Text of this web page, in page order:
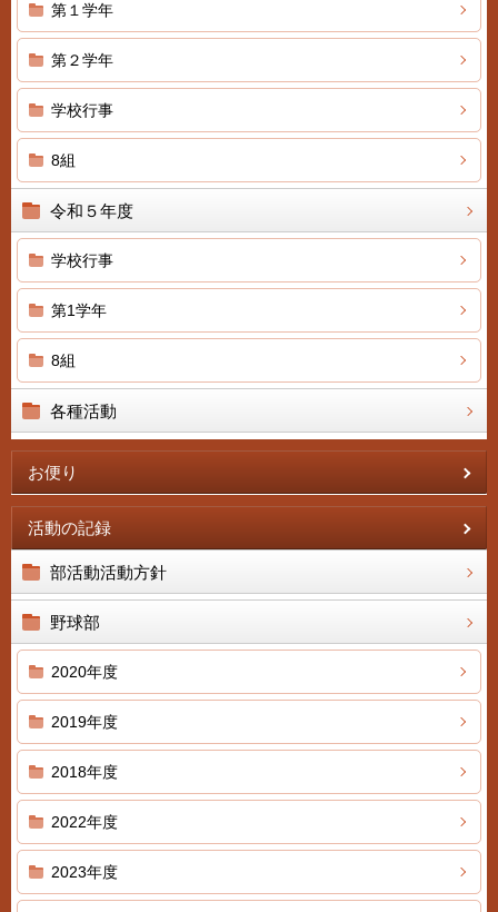
第１学年
第２学年
学校行事
8組
令和５年度
学校行事
第1学年
8組
各種活動
お便り
活動の記録
部活動活動方針
野球部
2020年度
2019年度
2018年度
2022年度
2023年度